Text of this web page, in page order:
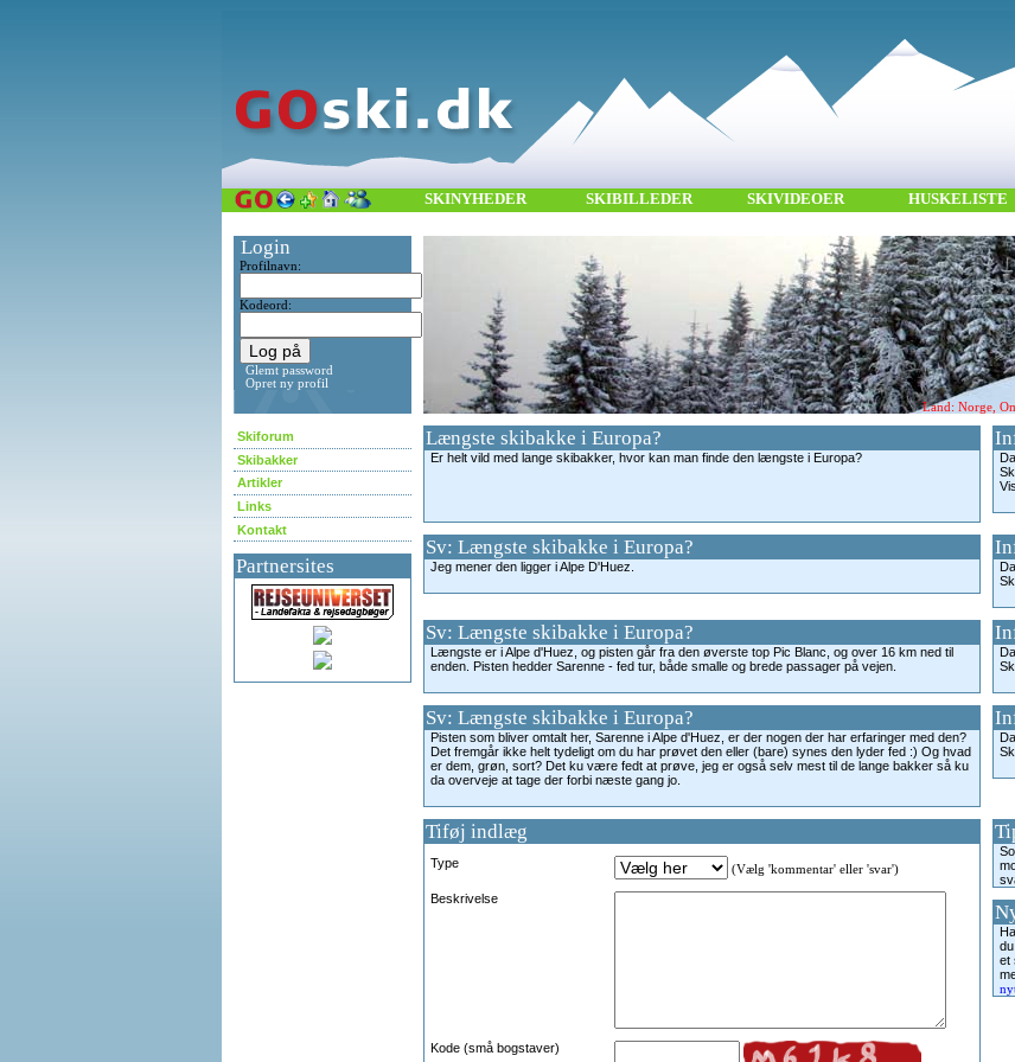
SKINYHEDER SKIBILLEDER SKIVIDEOER HUSKELISTE
Login
Profilnavn:
Kodeord:
Glemt password
Opret ny profil
Skiforum
Skibakker
Artikler
Links
Kontakt
Partnersites
Land: Norge,
Længste skibakke i Europa?
Er helt vild med lange skibakker, hvor kan man finde den længste i Europa?
Sv: Længste skibakke i Europa?
Jeg mener den ligger i Alpe D'Huez.
Sv: Længste skibakke i Europa?
Længste er i Alpe d'Huez, og pisten går fra den øverste top Pic Blanc, og over 16 km ned til
enden. Pisten hedder Sarenne - fed tur, både smalle og brede passager på vejen.
Sv: Længste skibakke i Europa?
Pisten som bliver omtalt her, Sarenne i Alpe d'Huez, er der nogen der har erfaringer med den?
Det fremgår ikke helt tydeligt om du har prøvet den eller (bare) synes den lyder fed :) Og hvad
er dem, grøn, sort? Det ku være fedt at prøve, jeg er også selv mest til de lange bakker så ku
da overveje at tage der forbi næste gang jo.
Tiføj indlæg
Type (Vælg 'kommentar' eller 'svar')
Beskrivelse
Kode (små bogstaver)
et